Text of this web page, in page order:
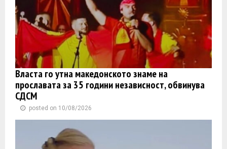
Власта го утна македонското знаме на
прославата за 35 години независност, обвинува
СДСМ
posted on 10/08/2026